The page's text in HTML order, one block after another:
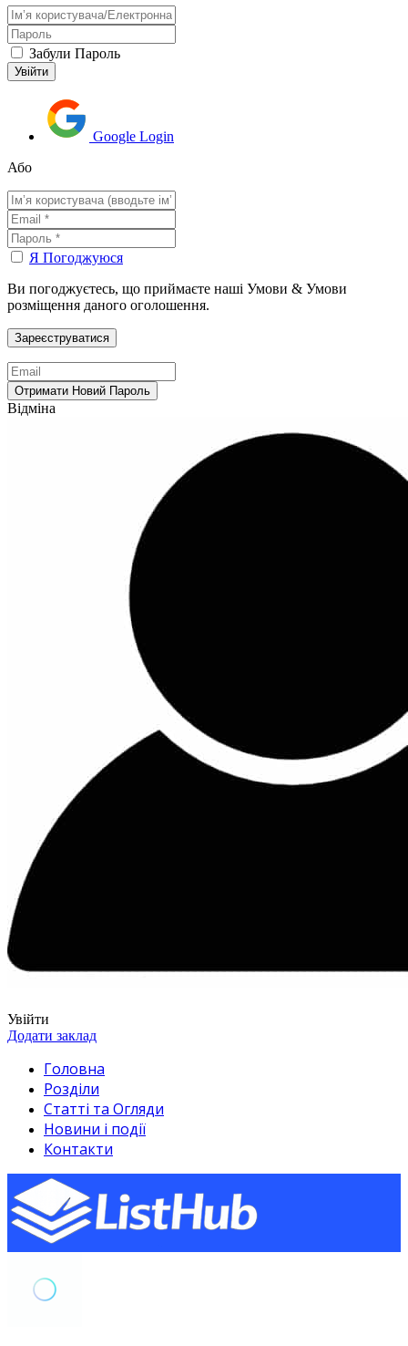
Забули Пароль
Google Login
Або
Я Погоджуюся
Ви погоджуєтесь, що приймаєте наші Умови & Умови
розміщення даного оголошення.
Відміна
Увійти
Додати заклад
Головна
Розділи
Статті та Огляди
Новини і події
Контакти